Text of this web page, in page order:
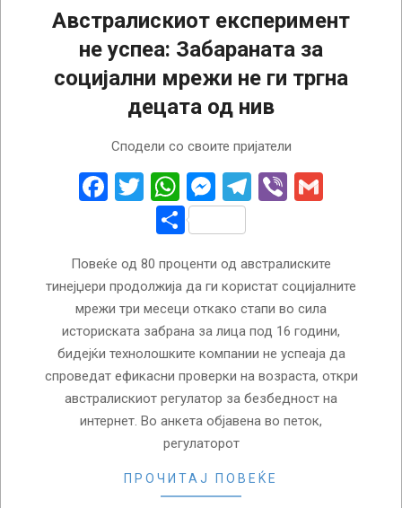
Австралискиот експеримент
не успеа: Забараната за
социјални мрежи не ги тргна
децата од нив
Сподели со своите пријатели
Facebook
Twitter
WhatsApp
Messenger
Telegram
Viber
Share
Повеќе од 80 проценти од австралиските
тинејџери продолжија да ги користат социјалните
мрежи три месеци откако стапи во сила
историската забрана за лица под 16 години,
бидејќи технолошките компании не успеаја да
спроведат ефикасни проверки на возраста, откри
австралискиот регулатор за безбедност на
интернет. Во анкета објавена во петок,
регулаторот
ПРОЧИТАЈ ПОВЕЌЕ